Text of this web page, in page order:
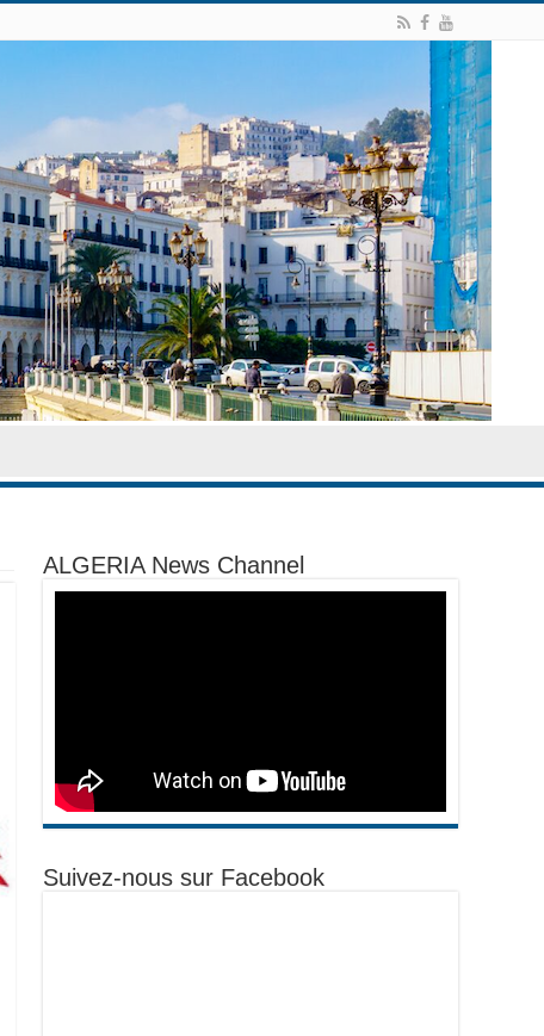
ALGERIA News Channel
Suivez-nous sur Facebook